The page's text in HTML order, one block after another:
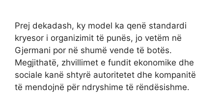
Prej dekadash, ky model ka qenë standardi
kryesor i organizimit të punës, jo vetëm në
Gjermani por në shumë vende të botës.
Megjithatë, zhvillimet e fundit ekonomike dhe
sociale kanë shtyrë autoritetet dhe kompanitë
të mendojnë për ndryshime të rëndësishme.